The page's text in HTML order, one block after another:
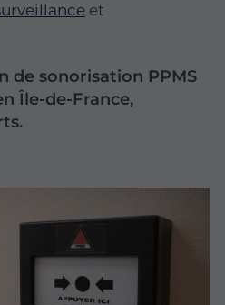
et
de sonorisation PPMS
Île-de-France,